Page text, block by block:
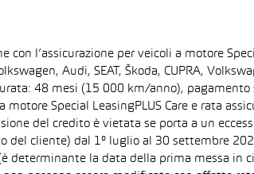
l’assicurazione per veicoli a motore
Audi, SEAT, Škoda, CUPRA,
48 mesi (15 000 km/anno), pagamento
Special LeasingPLUS Care e rata
del credito è vietata se porta a un
cliente) dal 1° luglio al 30 settembre
la data della prima messa in